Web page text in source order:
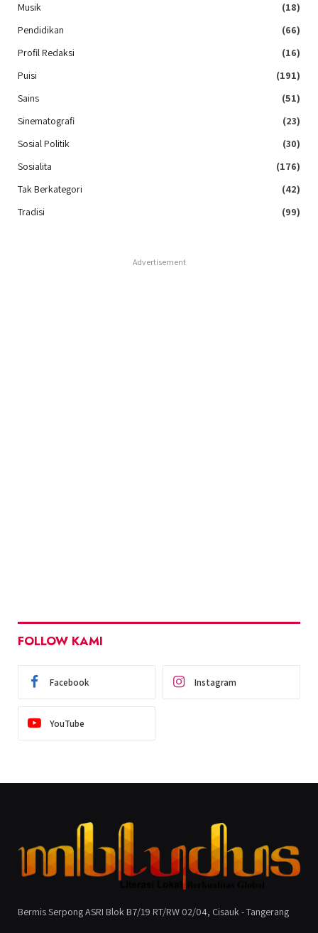
Musik
(18)
Pendidikan
(66)
Profil Redaksi
(16)
Puisi
(191)
Sains
(51)
Sinematografi
(23)
Sosial Politik
(30)
Sosialita
(176)
Tak Berkategori
(42)
Tradisi
(99)
Advertisement
FOLLOW KAMI
Facebook Instagram
YouTube
Bermis Serpong ASRI Blok B7/19 RT/RW 02/04, Cisauk - Tangerang